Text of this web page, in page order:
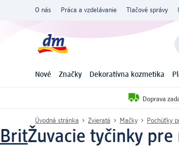
O nás Práca a vzdelávanie Tlačové správy
Nové Značky Dekoratívna kozmetika
Doprava
Úvodná stránka Zvieratá Mačky Pochúťky
BritŽuvacie tyčinky